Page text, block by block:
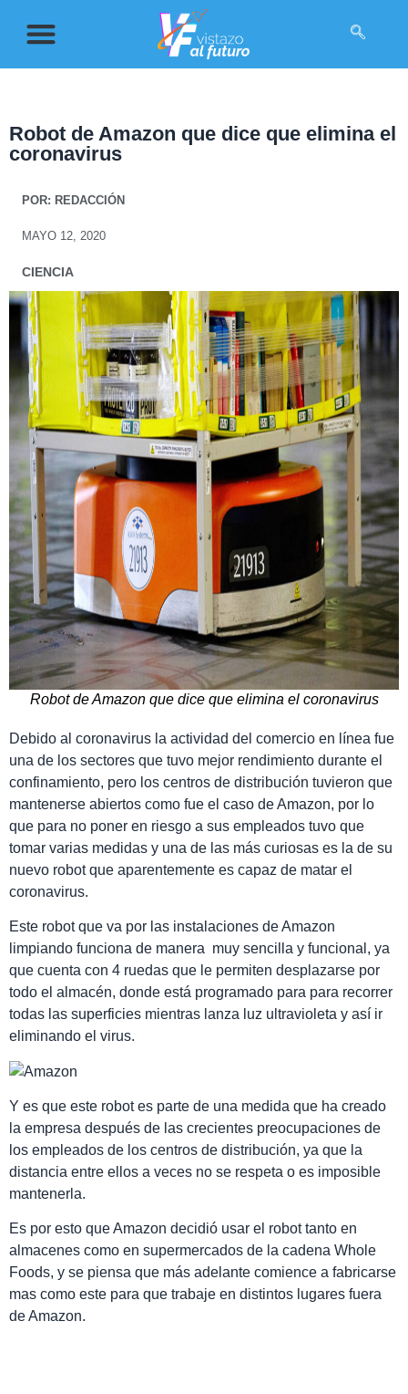
Robot de Amazon que dice que elimina el
coronavirus
POR: REDACCIÓN
MAYO 12, 2020
CIENCIA
Robot de Amazon que dice que elimina el coronavirus
Debido al coronavirus la actividad del comercio en línea fue
una de los sectores que tuvo mejor rendimiento durante el
confinamiento, pero los centros de distribución tuvieron que
mantenerse abiertos como fue el caso de Amazon, por lo
que para no poner en riesgo a sus empleados tuvo que
tomar varias medidas y una de las más curiosas es la de su
nuevo robot que aparentemente es capaz de matar el
coronavirus.
Este robot que va por las instalaciones de Amazon
limpiando funciona de manera muy sencilla y funcional, ya
que cuenta con 4 ruedas que le permiten desplazarse por
todo el almacén, donde está programado para para recorrer
todas las superficies mientras lanza luz ultravioleta y así ir
eliminando el virus.
Y es que este robot es parte de una medida que ha creado
la empresa después de las crecientes preocupaciones de
los empleados de los centros de distribución, ya que la
distancia entre ellos a veces no se respeta o es imposible
mantenerla.
Es por esto que Amazon decidió usar el robot tanto en
almacenes como en supermercados de la cadena Whole
Foods, y se piensa que más adelante comience a fabricarse
mas como este para que trabaje en distintos lugares fuera
de Amazon.